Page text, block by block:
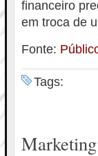
financeiro
em troca de
Fonte:
Tags: